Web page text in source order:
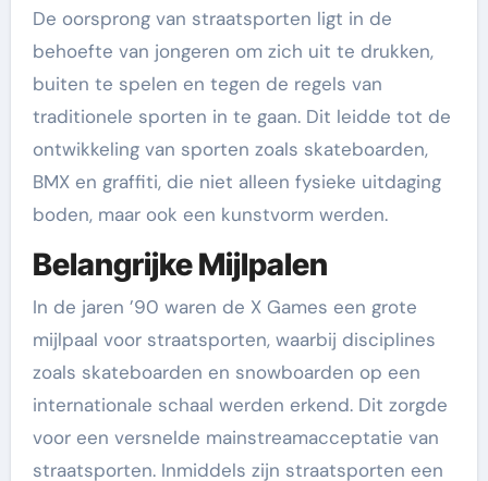
De oorsprong van straatsporten ligt in de
behoefte van jongeren om zich uit te drukken,
buiten te spelen en tegen de regels van
traditionele sporten in te gaan. Dit leidde tot de
ontwikkeling van sporten zoals skateboarden,
BMX en graffiti, die niet alleen fysieke uitdaging
boden, maar ook een kunstvorm werden.
Belangrijke Mijlpalen
In de jaren ’90 waren de X Games een grote
mijlpaal voor straatsporten, waarbij disciplines
zoals skateboarden en snowboarden op een
internationale schaal werden erkend. Dit zorgde
voor een versnelde mainstreamacceptatie van
straatsporten. Inmiddels zijn straatsporten een